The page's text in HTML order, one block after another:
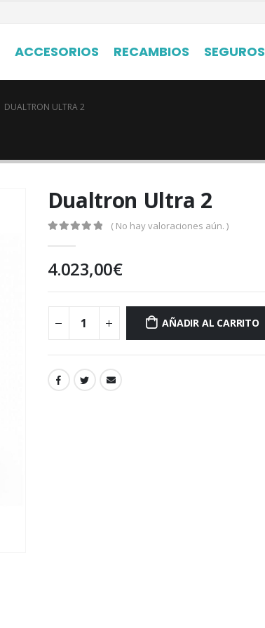
ACCESORIOS RECAMBIOS SEGUROS
DUALTRON ULTRA 2
Dualtron Ultra 2
( No hay valoraciones aún. )
4.023,00€
AÑADIR AL CARRITO